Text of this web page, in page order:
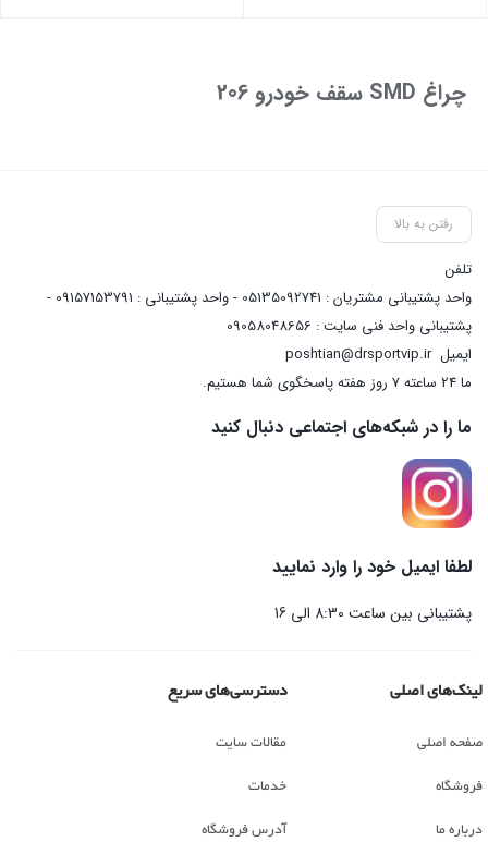
چراغ SMD سقف خودرو 206
رفتن به بالا
تلفن
واحد پشتیبانی مشتریان : 05135092741 - واحد پشتیبانی : 09157153791 -
پشتیبانی واحد فنی سایت : 09058048656
ایمیلposhtian@drsportvip.ir
ما 24 ساعته 7 روز هفته پاسخگوی شما هستیم.
ما را در شبکه‌های اجتماعی دنبال کنید
لطفا ایمیل خود را وارد نمایید
پشتیبانی بین ساعت 8:30 الی 16
لینک‌های اصلی
صفحه اصلی
فروشگاه
درباره ما
دسترسی‌های سریع
مقالات سایت
خدمات
آدرس فروشگاه